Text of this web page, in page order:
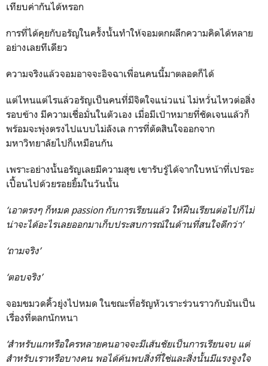
เทียบค่ากันได้หรอก
การที่ได้คุยกับอรัญในครั้งนั้นทำให้จอมตกผลึกความคิดได้หลาย
อย่างเลยทีเดียว
ความจริงแล้วจอมอาจจะอิจฉาเพื่อนคนนี้มาตลอดก็ได้
แต่ไหนแต่ไรแล้วอรัญเป็นคนที่มีจิตใจแน่วแน่ ไม่หวั่นไหวต่อสิ่ง
รอบข้าง มีความเชื่อมั่นในตัวเอง เมื่อมีเป้าหมายที่ชัดเจนแล้วก็
พร้อมจะพุ่งตรงไปแบบไม่ลังเล การที่ตัดสินใจออกจาก
มหาวิทยาลัยไปก็เหมือนกัน
เพราะอย่างนั้นอรัญเลยมีความสุข เขารับรู้ได้จากใบหน้าที่เปรอะ
เปื้อนไปด้วยรอยยิ้มในวันนั้น
‘เอาตรงๆ ก็หมด passion กับการเรียนแล้ว ให้ฝืนเรียนต่อไปก็ไม่
น่าจะได้อะไรเลยออกมาเก็บประสบการณ์ในด้านที่สนใจดีกว่า’
‘ถามจริง’
‘ตอบจริง’
จอมขมวดคิ้วยุ่งไปหมด ในขณะที่อรัญหัวเราะร่วนราวกับมันเป็น
เรื่องที่ตลกนักหนา
‘สำหรับแกหรือใครหลายคนอาจจะมีเส้นชัยเป็นการเรียนจบ แต่
สำหรับเราหรือบางคน พอได้ค้นพบสิ่งที่ใช่และสิ่งนั้นมีแรงจูงใจ